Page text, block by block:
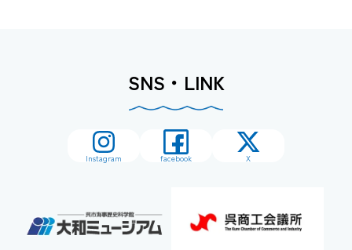
SNS・LINK
Instagram facebook X